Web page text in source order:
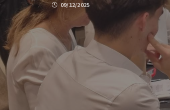
09/12/2025